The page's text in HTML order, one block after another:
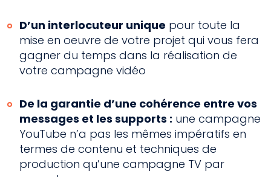
D’un interlocuteur unique pour toute la
mise en oeuvre de votre projet qui vous fera
gagner du temps dans la réalisation de
votre campagne vidéo
De la garantie d’une cohérence entre vos
messages et les supports : une campagne
YouTube n’a pas les mêmes impératifs en
termes de contenu et techniques de
production qu’une campagne TV par